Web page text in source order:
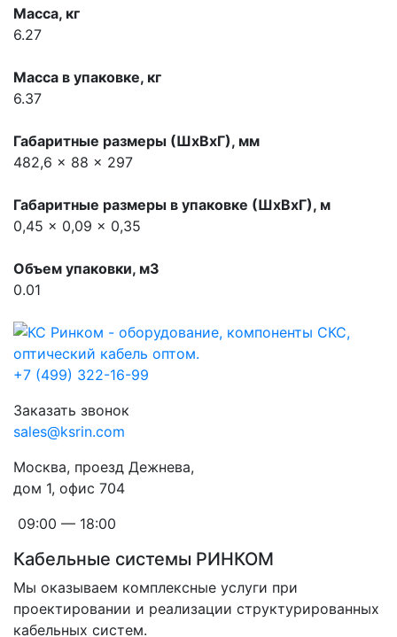
Масса, кг
6.27
Масса в упаковке, кг
6.37
Габаритные размеры (ШхВхГ), мм
482,6 x 88 x 297
Габаритные размеры в упаковке (ШхВхГ), м
0,45 x 0,09 x 0,35
Объем упаковки, м3
0.01
+7 (499) 322-16-99
Заказать звонок
sales@ksrin.com
Москва, проезд Дежнева,
дом 1, офис 704
09:00 — 18:00
Кабельные системы РИНКОМ
Мы оказываем комплексные услуги при
проектировании и реализации структурированных
кабельных систем.